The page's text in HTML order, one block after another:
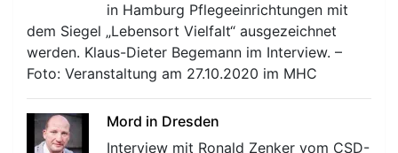
in Hamburg Pflegeeinrichtungen mit
dem Siegel „Lebensort Vielfalt“ ausgezeichnet
werden. Klaus-Dieter Begemann im Interview. –
Foto: Veranstaltung am 27.10.2020 im MHC
Mord in Dresden
Interview mit Ronald Zenker vom CSD-